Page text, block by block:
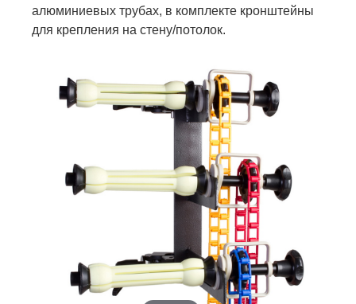
алюминиевых трубах, в комплекте кронштейны
для крепления на стену/потолок.